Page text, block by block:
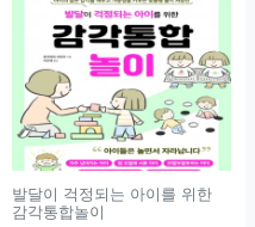
발달이 걱정되는 아이를 위한
감각통합놀이